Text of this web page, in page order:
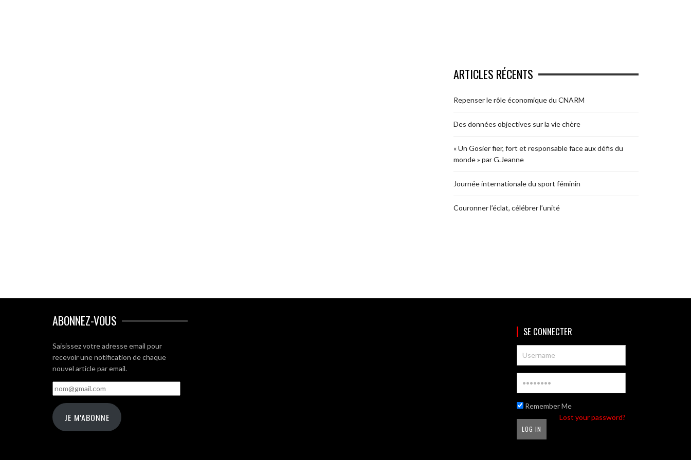
ARTICLES RÉCENTS
Repenser le rôle économique du CNARM
Des données objectives sur la vie chère
« Un Gosier fier, fort et responsable face aux défis du
monde » par G.Jeanne
Journée internationale du sport féminin
Couronner l’éclat, célébrer l’unité
ABONNEZ-VOUS
Saisissez votre adresse email pour
recevoir une notification de chaque
nouvel article par email.
nom@gmail.com
JE M'ABONNE
SE CONNECTER
Remember Me
Lost your password?